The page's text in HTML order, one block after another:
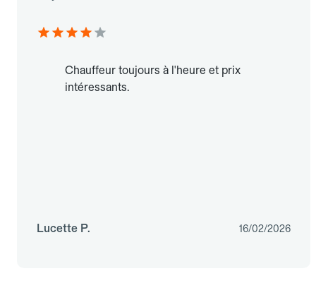
Chauffeur toujours à l'heure et prix
intéressants.
Lucette P. 16/02/2026